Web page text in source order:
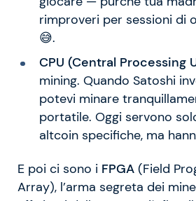
rimproveri per sessioni di
😅.
CPU (Central Processing
mining. Quando Satoshi
potevi minare
portatile. Oggi servono
altcoin specifiche, ma
E poi ci sono i FPGA (Field
Array), l’arma segreta dei